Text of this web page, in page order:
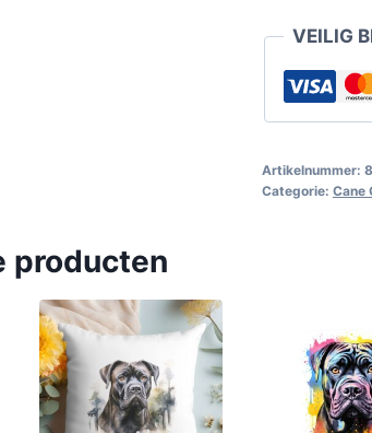
VEILIG
Artikelnummer:
Categorie: Cane
producten